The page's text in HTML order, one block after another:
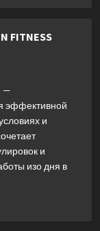
FITNESS
—
эффективной
и
и
изо дня в